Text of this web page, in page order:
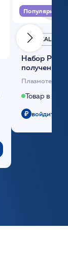
Популярный
MEDICAL CASE
Набор Plasmoactive Стандарт для
получения
плазмы
Товар в
войдите